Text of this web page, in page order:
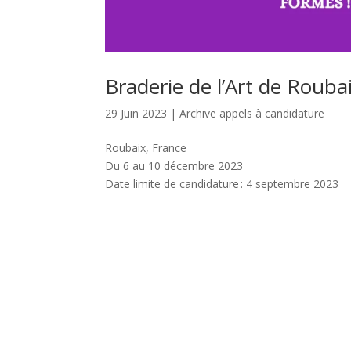
Braderie de l’Art de
29 Juin 2023 |Archive appels à candidature
Roubaix, France
Du 6 au 10 décembre 2023
Date limite de candidature : 4 septembre 2023